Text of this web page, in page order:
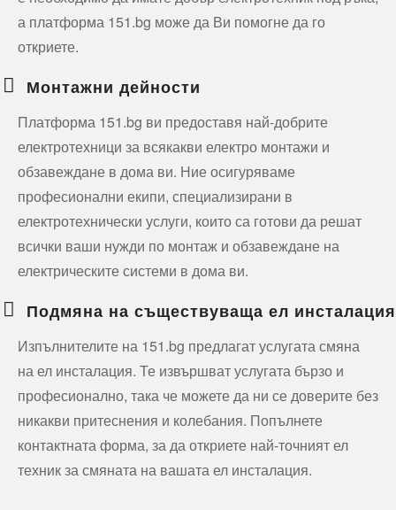
а платформа 151.bg може да Ви помогне да го
откриете.
Монтажни дейности
Платформа 151.bg ви предоставя най-добрите
електротехници за всякакви електро монтажи и
обзавеждане в дома ви. Ние осигуряваме
професионални екипи, специализирани в
електротехнически услуги, които са готови да решат
всички ваши нужди по монтаж и обзавеждане на
електрическите системи в дома ви.
Подмяна на съществуваща ел инсталация
Изпълнителите на 151.bg предлагат услугата смяна
на ел инсталация. Те извършват услугата бързо и
професионално, така че можете да ни се доверите без
никакви притеснения и колебания. Попълнете
контактната форма, за да откриете най-точният ел
техник за смяната на вашата ел инсталация.